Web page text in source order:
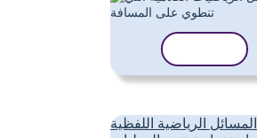
المسائل الرياضية اللفظية